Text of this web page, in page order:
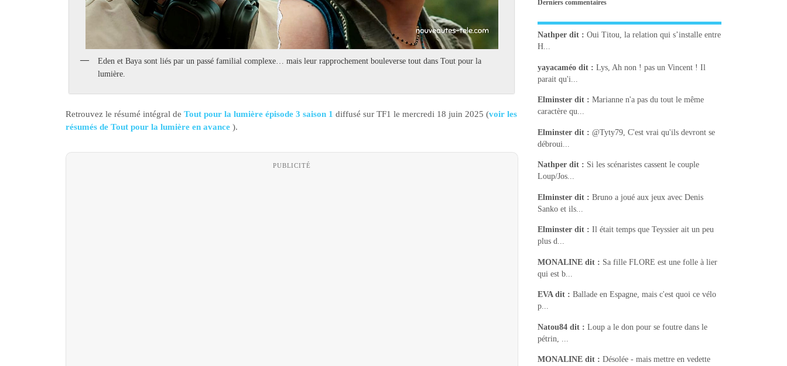
Eden et Baya sont liés par un passé familial complexe… mais leur rapprochement bouleverse tout dans Tout pour la
lumière.
Retrouvez le résumé intégral de Tout pour la lumière épisode 3 saison 1 diffusé sur TF1 le mercredi 18 juin 2025 (voir les
résumés de Tout pour la lumière en avance ).
PUBLICITÉ
Derniers commentaires
Nathper dit : Oui Titou, la relation qui s’installe entre
H...
yayacaméo dit : Lys, Ah non ! pas un Vincent ! Il
parait qu'i...
Elminster dit : Marianne n'a pas du tout le même
caractère qu...
Elminster dit : @Tyty79, C'est vrai qu'ils devront se
débroui...
Nathper dit : Si les scénaristes cassent le couple
Loup/Jos...
Elminster dit : Bruno a joué aux jeux avec Denis
Sanko et ils...
Elminster dit : Il était temps que Teyssier ait un peu
plus d...
MONALINE dit : Sa fille FLORE est une folle à lier
qui est b...
EVAdit : Ballade en Espagne, mais c'est quoi ce vélo
p...
Natou84 dit : Loup a le don pour se foutre dans le
pétrin, ...
MONALINE dit : Désolée - mais mettre en vedette